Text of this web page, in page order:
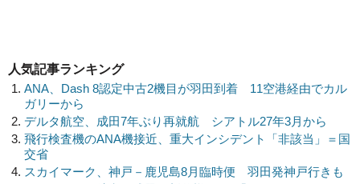
人気記事ランキング
ANA、Dash 8認定中古2機目が羽田到着 11空港経由でカル
ガリーから
デルタ航空、成田7年ぶり再就航 シアトル27年3月から
飛行検査機のANA機接近、重大インシデント「非該当」＝国
交省
スカイマーク、神戸－鹿児島8月臨時便 羽田発神戸行きも